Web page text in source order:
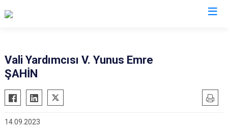
Vali Yardımcısı V. Yunus Emre
ŞAHİN
14.09.2023